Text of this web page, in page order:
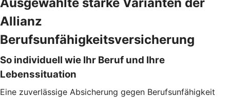
Allianz
Berufsunfähigkeitsversicherung
So individuell wie Ihr Beruf und Ihre
Lebenssituation
Eine zuverlässige Absicherung gegen Berufsunfähigkeit